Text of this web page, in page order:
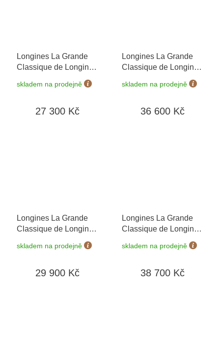
Longines La Grande
Classique de Longines
prodloužená záruka 5
do 90 dní + 5 let na
skladem na prodejně
27 300 Kč
Longines La Grande
Classique de Longines
skladem na prodejně
36 600 Kč
Longines La Grande
Classique de Longines
skladem na prodejně
29 900 Kč
Longines La Grande
Classique de Longines
prodloužená záruka 5
baterie zdarma +
skladem na prodejně
38 700 Kč